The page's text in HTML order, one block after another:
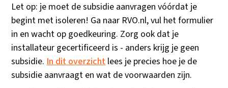
Let op: je moet de subsidie aanvragen vóórdat je
begint met isoleren! Ga naar RVO.nl, vul het formulier
in en wacht op goedkeuring. Zorg ook dat je
installateur gecertificeerd is - anders krijg je geen
subsidie.In dit overzichtlees je precies hoe je de
subsidie aanvraagt en wat de voorwaarden zijn.